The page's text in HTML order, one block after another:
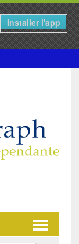
Installer l'app